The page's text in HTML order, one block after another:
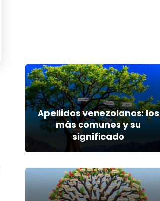
Apellidos venezolanos: los
más comunes y su
significado